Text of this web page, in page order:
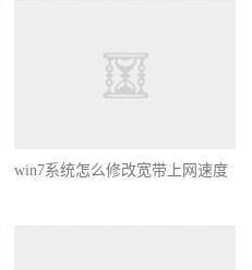
win7系统怎么修改宽带上网速度